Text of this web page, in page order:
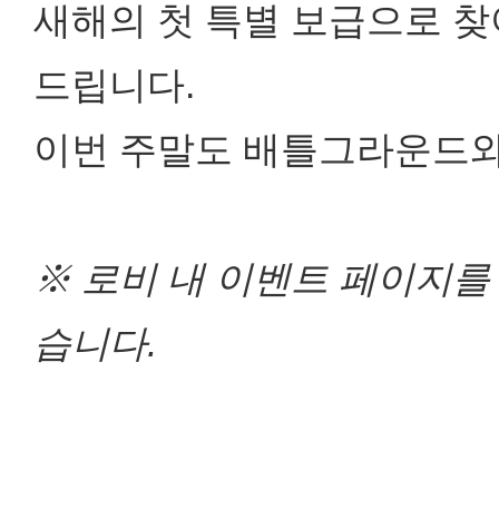
새해의 첫 특별 보급으로
드립니다.
이번 주말도 배틀그라운드
※ 로비 내 이벤트 페이지
습니다.